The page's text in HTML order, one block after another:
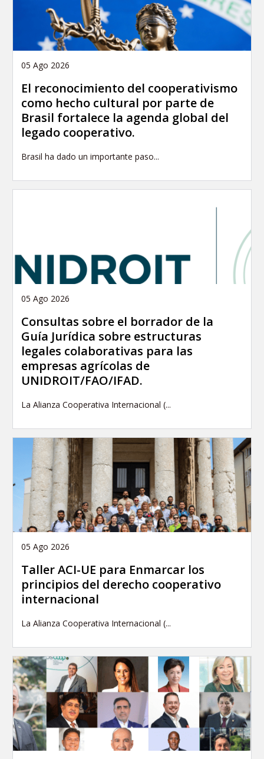
05 Ago 2026
El reconocimiento del cooperativismo
como hecho cultural por parte de
Brasil fortalece la agenda global del
legado cooperativo.
Brasil ha dado un importante paso...
05 Ago 2026
Consultas sobre el borrador de la
Guía Jurídica sobre estructuras
legales colaborativas para las
empresas agrícolas de
UNIDROIT/FAO/IFAD.
La Alianza Cooperativa Internacional (...
05 Ago 2026
Taller ACI-UE para Enmarcar los
principios del derecho cooperativo
internacional
La Alianza Cooperativa Internacional (...